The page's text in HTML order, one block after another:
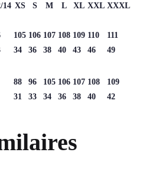
14 XS S M L XL XXL XXXL
105 106 107 108 109 110
111
34 36 38 40 43 46
49
88 96 105 106 107 108
109
31 33 34 36 38 40 42